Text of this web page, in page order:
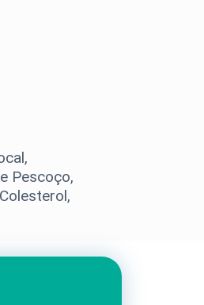
Pescoço,